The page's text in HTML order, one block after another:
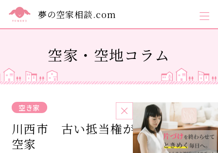
夢の空家相談.com
空家・空地コラム
空き家 2023.01.31
川西市 古い抵当権が残っていた
空家